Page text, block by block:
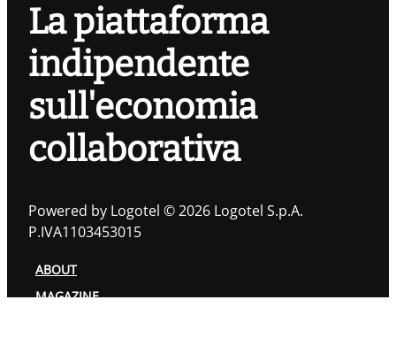
La piattaforma
indipendente
sull'economia
collaborativa
Powered by Logotel © 2026 Logotel S.p.A.
P.IVA1103453015
ABOUT
MAGAZINE